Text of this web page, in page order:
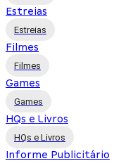
Estreias
Estreias
Filmes
Filmes
Games
Games
HQs e Livros
HQs e Livros
Informe Publicitário